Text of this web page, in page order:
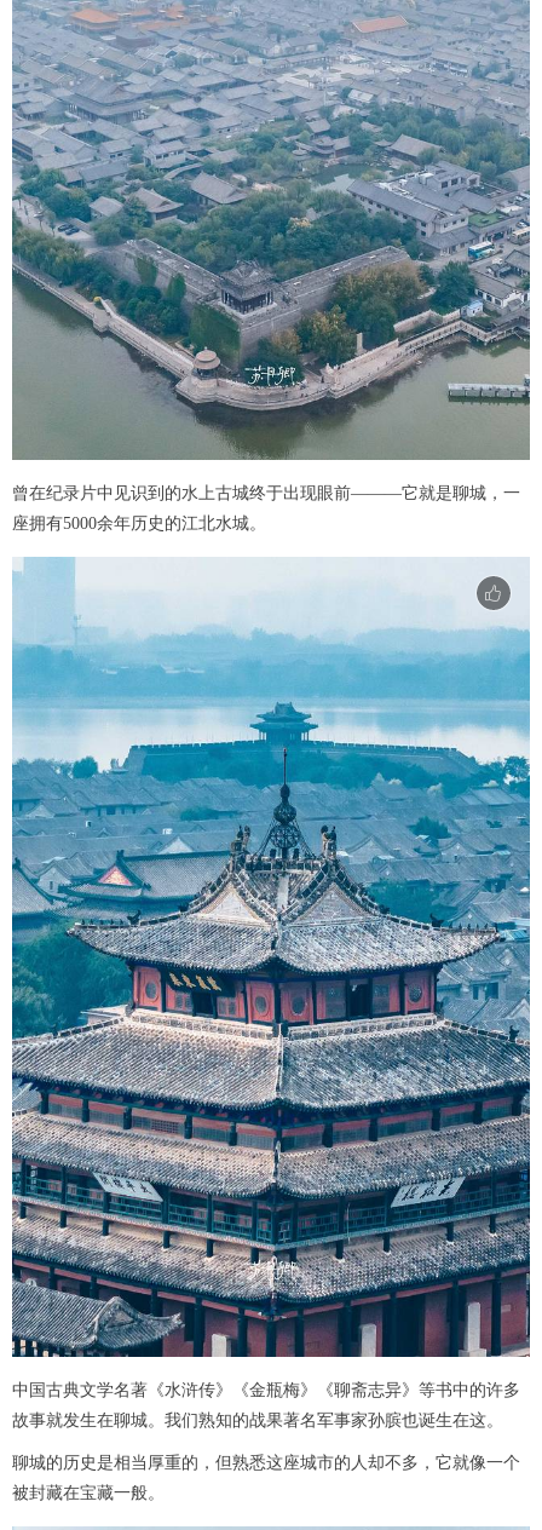
曾在纪录片中见识到的水上古城终于出现眼前———它就是聊城，一
座拥有5000余年历史的江北水城。
中国古典文学名著《水浒传》《金瓶梅》《聊斋志异》等书中的许多
故事就发生在聊城。我们熟知的战果著名军事家孙膑也诞生在这。
聊城的历史是相当厚重的，但熟悉这座城市的人却不多，它就像一个
被封藏在宝藏一般。